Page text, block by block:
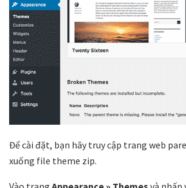
Để cài đặt, bạn hãy truy cập trang web
xuống file theme zip.